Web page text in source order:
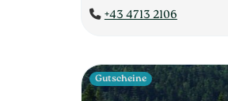
+43 4713 2106
Gutscheine